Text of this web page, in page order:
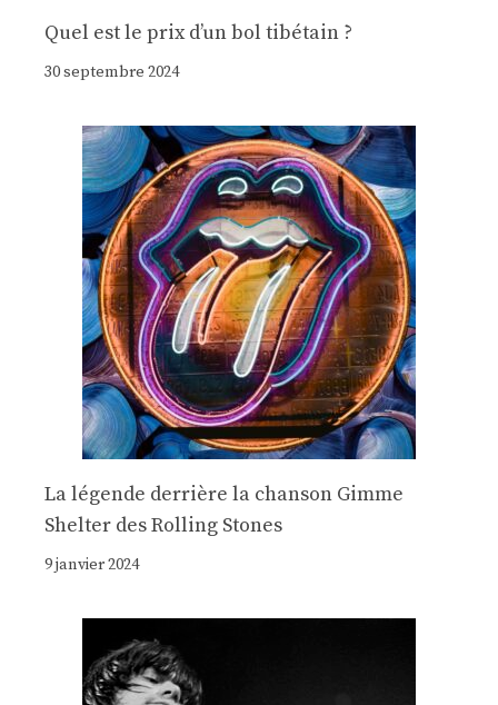
Quel est le prix d’un bol tibétain ?
30 septembre 2024
La légende derrière la chanson Gimme
Shelter des Rolling Stones
9 janvier 2024